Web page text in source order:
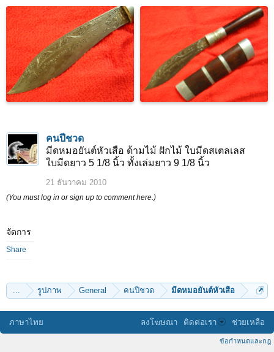
คนปีชวด
มีดหมอยันต์หัวเสือ ด้ามไม้ ฝักไม้ ใบมีดสเตลเลส
ใบมีดยาว 5 1/8 นิ้ว ทั้งเล่มยาว 9 1/8 นิ้ว
21 ธันวาคม 2010
(You must log in or sign up to comment here.)
จัดการ
Share
... รูปภาพ General คนปีชวด มีดหมอยันต์หัวเสือ
ภาษาไทย ลงโฆษณา ติดต่อเรา ช่วยเหลือ
ข้อกำหนดและกฎ